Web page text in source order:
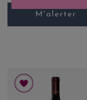
M'alerter